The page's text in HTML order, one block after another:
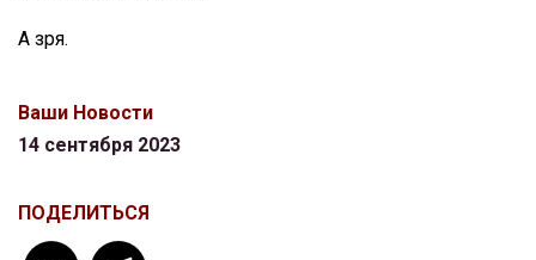
А зря.
Ваши Новости
14 сентября 2023
ПОДЕЛИТЬСЯ